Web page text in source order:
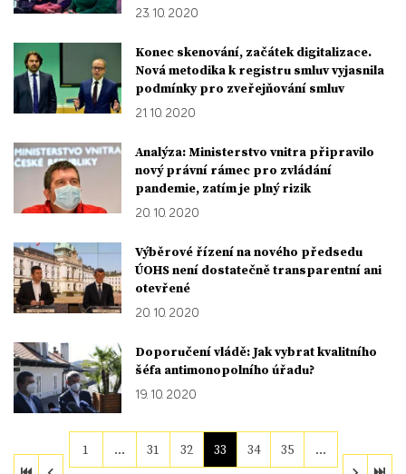
23. 10. 2020
Konec skenování, začátek digitalizace.
Nová metodika k registru smluv vyjasnila
podmínky pro zveřejňování smluv
21. 10. 2020
Analýza: Ministerstvo vnitra připravilo
nový právní rámec pro zvládání
pandemie, zatím je plný rizik
20. 10. 2020
Výběrové řízení na nového předsedu
ÚOHS není dostatečně transparentní ani
otevřené
20. 10. 2020
Doporučení vládě: Jak vybrat kvalitního
šéfa antimonopolního úřadu?
19. 10. 2020
1 … 31 32 33 34 35 …